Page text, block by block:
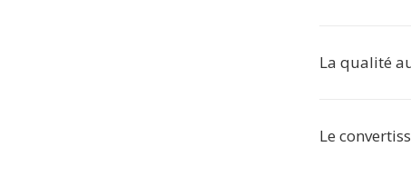
La qualité
Le